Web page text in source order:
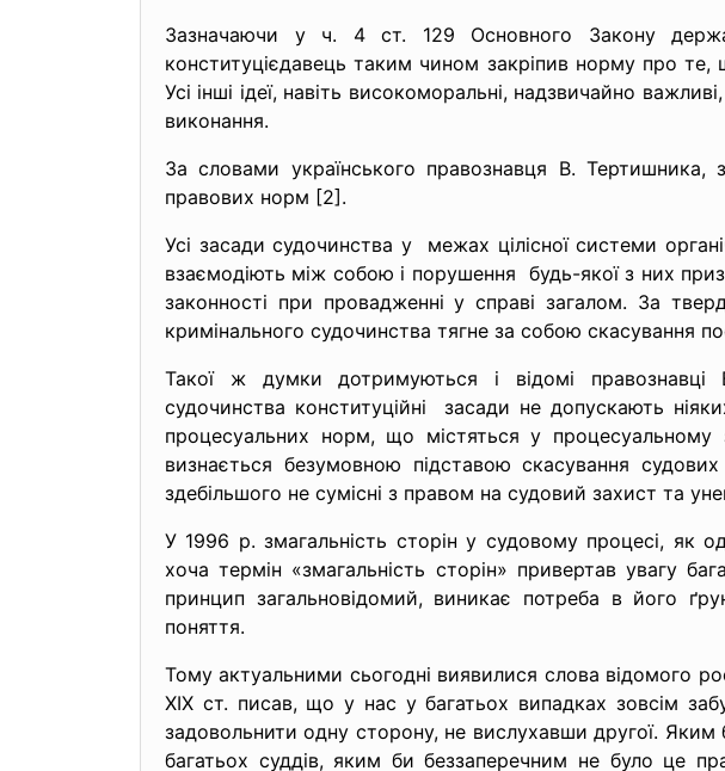
Зазначаючи у ч. 4 ст. 129 Основного Закону
конституцієдавець таким чином закріпив норму про
Усі інші ідеї, навіть високоморальні, надзвичайно
виконання.
За словами українського правознавця В. Тертишника,
правових норм [2].
Усі засади судочинства у межах цілісної системи
взаємодіють між собою і порушення будь-якої з них
законності при провадженні у справі загалом. За
кримінального судочинства тягне за собою скасування
Такої ж думки дотримуються і відомі
судочинства конституційні засади не допускають
процесуальних норм, що містяться у процесуальному
визнається безумовною підставою скасування
здебільшого не сумісні з правом на судовий захист та
У 1996 р. змагальність сторін у судовому процесі, як
хоча термін «змагальність сторін» привертав увагу
принцип загальновідомий, виникає потреба в його
поняття.
Тому актуальними сьогодні виявилися слова відомого
XIX ст. писав, що у нас у багатьох випадках зовсім
задовольнити одну сторону, не вислухавши другої.
багатьох суддів, яким би беззаперечним не було це